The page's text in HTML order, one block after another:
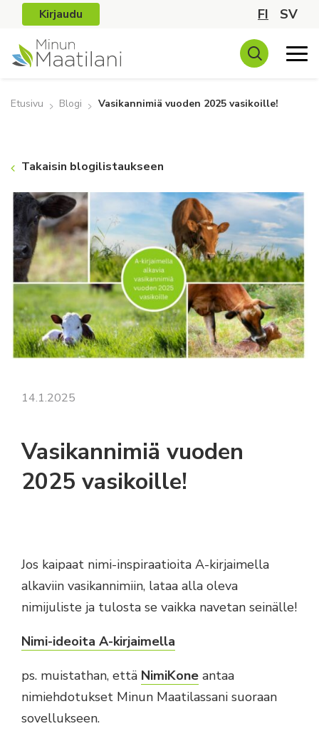
Kirjaudu FI SV
Etusivu Blogi Vasikannimiä vuoden 2025 vasikoille!
Takaisin blogilistaukseen
14.1.2025
Vasikannimiä vuoden
2025 vasikoille!
Jos kaipaat nimi-inspiraatioita A-kirjaimella
alkaviin vasikannimiin, lataa alla oleva
nimijuliste ja tulosta se vaikka navetan seinälle!
Nimi-ideoita A-kirjaimella
ps. muistathan, että NimiKone antaa
nimiehdotukset Minun Maatilassani suoraan
sovellukseen.